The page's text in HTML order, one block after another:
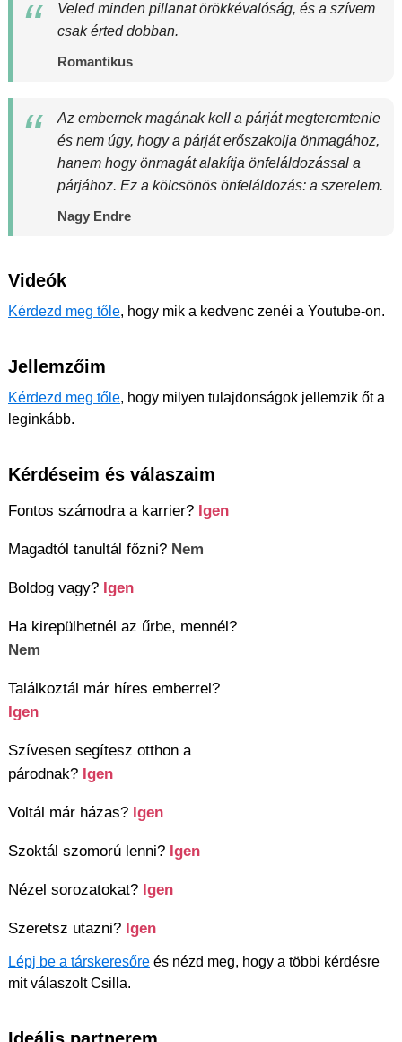
Veled minden pillanat örökkévalóság, és a szívem
csak érted dobban.
Romantikus
Az embernek magának kell a párját megteremtenie
és nem úgy, hogy a párját erőszakolja önmagához,
hanem hogy önmagát alakítja önfeláldozással a
párjához. Ez a kölcsönös önfeláldozás: a szerelem.
Nagy Endre
Videók
Kérdezd meg tőle, hogy mik a kedvenc zenéi a Youtube-on.
Jellemzőim
Kérdezd meg tőle, hogy milyen tulajdonságok jellemzik őt a
leginkább.
Kérdéseim és válaszaim
Fontos számodra a karrier? Igen
Magadtól tanultál főzni? Nem
Boldog vagy? Igen
Ha kirepülhetnél az űrbe, mennél?
Nem
Találkoztál már híres emberrel?
Igen
Szívesen segítesz otthon a
párodnak? Igen
Voltál már házas? Igen
Szoktál szomorú lenni? Igen
Nézel sorozatokat? Igen
Szeretsz utazni? Igen
Lépj be a társkeresőre és nézd meg, hogy a többi kérdésre
mit válaszolt Csilla.